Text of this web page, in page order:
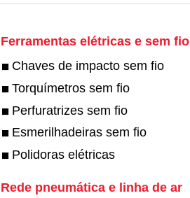
Ferramentas elétricas e sem fio
Chaves de impacto sem fio
Torquímetros sem fio
Perfuratrizes sem fio
Esmerilhadeiras sem fio
Polidoras elétricas
Rede pneumática e linha de ar